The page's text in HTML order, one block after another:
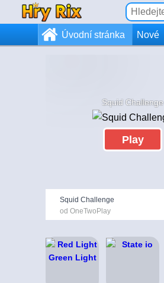
Úvodní stránka Nové
Squid Challenge
Play
Squid Challenge
od OneTwoPlay